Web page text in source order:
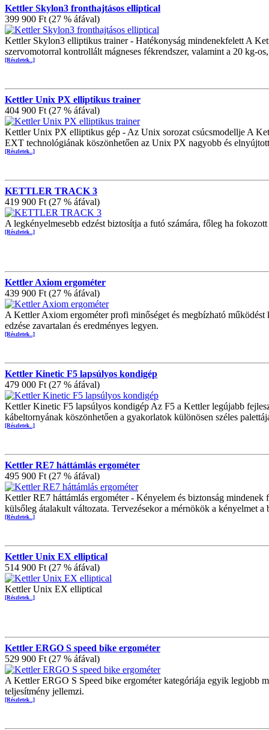
Kettler Skylon3 fronthajtásos elliptical
399 900 Ft (27 % áfával)
Kettler Skylon3 elliptikus trainer - Hatékonyság mindenekfelett A
szervomotorral kontrollált mágneses fékrendszer, valamint a 20 kg-
[Részletek...]
Kettler Unix PX elliptikus trainer
404 900 Ft (27 % áfával)
Kettler Unix PX elliptikus gép - Az Unix sorozat csúcsmodellje A
EXT technológiának köszönhetően az Unix PX nagyobb és
[Részletek...]
KETTLER TRACK 3
419 900 Ft (27 % áfával)
A legkényelmesebb edzést biztosítja a futó számára, főleg ha
[Részletek...]
Kettler Axiom ergométer
439 900 Ft (27 % áfával)
A Kettler Axiom ergométer profi minőséget és megbízható
edzése zavartalan és eredményes legyen.
[Részletek...]
Kettler Kinetic F5 lapsúlyos kondigép
479 000 Ft (27 % áfával)
Kettler Kinetic F5 lapsúlyos kondigép Az F5 a Kettler legújabb
kábeltornyának köszönhetően a gyakorlatok különösen széles
[Részletek...]
Kettler RE7 háttámlás ergométer
495 900 Ft (27 % áfával)
Kettler RE7 háttámlás ergométer - Kényelem és biztonság
külsőleg átalakult változata. Tervezésekor a mérnökök a kényelmet
[Részletek...]
Kettler Unix EX elliptical
514 900 Ft (27 % áfával)
Kettler Unix EX elliptical
[Részletek...]
Kettler ERGO S speed bike ergométer
529 900 Ft (27 % áfával)
A Kettler ERGO S Speed bike ergométer kategóriája egyik legjobb
teljesítmény jellemzi.
[Részletek...]